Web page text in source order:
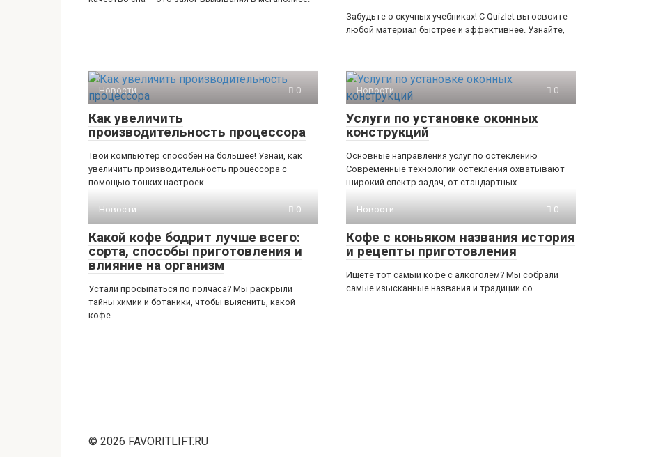
Забудьте о скучных учебниках! С Quizlet вы освоите
любой материал быстрее и эффективнее. Узнайте,
Новости 0
Как увеличить
производительность процессора
Твой компьютер способен на большее! Узнай, как
увеличить производительность процессора с
помощью тонких настроек
Новости 0
Услуги по установке оконных
конструкций
Основные направления услуг по остеклению
Современные технологии остекления охватывают
широкий спектр задач, от стандартных
Новости 0
Какой кофе бодрит лучше всего:
сорта, способы приготовления и
влияние на организм
Устали просыпаться по полчаса? Мы раскрыли
тайны химии и ботаники, чтобы выяснить, какой
кофе
Новости 0
Кофе с коньяком названия история
и рецепты приготовления
Ищете тот самый кофе с алкоголем? Мы собрали
самые изысканные названия и традиции со
© 2026 FAVORITLIFT.RU